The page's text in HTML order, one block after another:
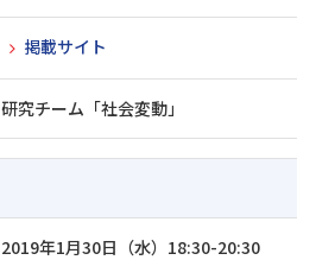
掲載サイト
研究チーム「社会変動」
2019年1月30日（水）18:30-20:30